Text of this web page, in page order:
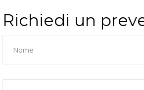
Richiedi un